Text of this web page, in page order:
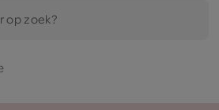
op zoek?